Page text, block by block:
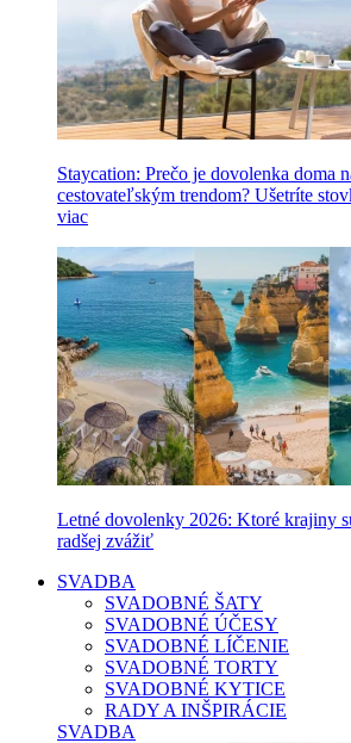
Staycation: Prečo je dovolenka doma
cestovateľským trendom? Ušetríte
viac
Letné dovolenky 2026: Ktoré krajiny
radšej zvážiť
SVADBA
SVADOBNÉ ŠATY
SVADOBNÉ ÚČESY
SVADOBNÉ LÍČENIE
SVADOBNÉ TORTY
SVADOBNÉ KYTICE
RADY A INŠPIRÁCIE
SVADBA